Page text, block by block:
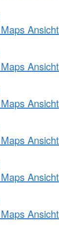
Ansicht
Ansicht
Ansicht
Ansicht
Ansicht
Ansicht